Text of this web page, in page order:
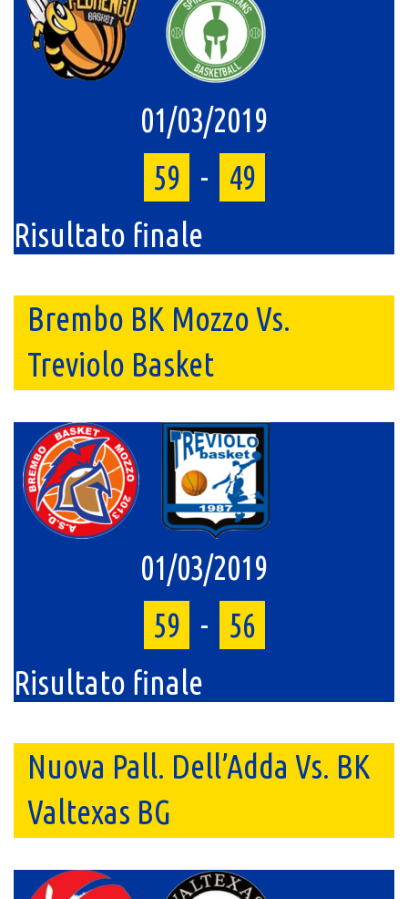
01/03/2019
59 -
49
Risultato finale
Brembo BK Mozzo Vs.
Treviolo Basket
01/03/2019
59 -
56
Risultato finale
Nuova Pall. Dell’Adda Vs. BK
Valtexas BG